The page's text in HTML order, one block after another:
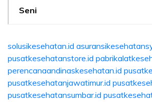
Seni
solusikesehatan.id
pusatkesehatanstore.id
perencanaandinaskesehatan.id
pusatkesehatanjawatimur.id
pusatkesehatansumbar.id